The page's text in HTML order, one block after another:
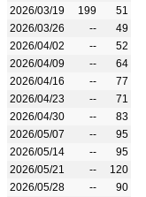
2026/03/19
199
51
2026/03/26
--
49
2026/04/02
--
52
2026/04/09
--
64
2026/04/16
--
77
2026/04/23
--
71
2026/04/30
--
83
2026/05/07
--
95
2026/05/14
--
95
2026/05/21
--
120
2026/05/28
--
90